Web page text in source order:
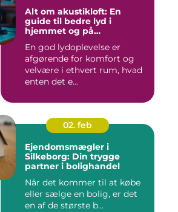
Alt om akustikloft: En
guide til bedre lyd i
hjemmet og på
En god lydoplevelse er
afgørende for komfort og
velvære i ethvert rum, hvad
enten det e...
02. feb
Ejendomsmægler i
Silkeborg: Din trygge
partner i bolighandel
Når det kommer til at købe
eller sælge en bolig, er det
en af de største b...